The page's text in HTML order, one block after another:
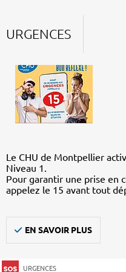
URGENCES
Le CHU de Montpellier
Niveau 1.
Pour garantir une prise en
appelez le 15 avant tout
EN SAVOIR PLUS
URGENCES